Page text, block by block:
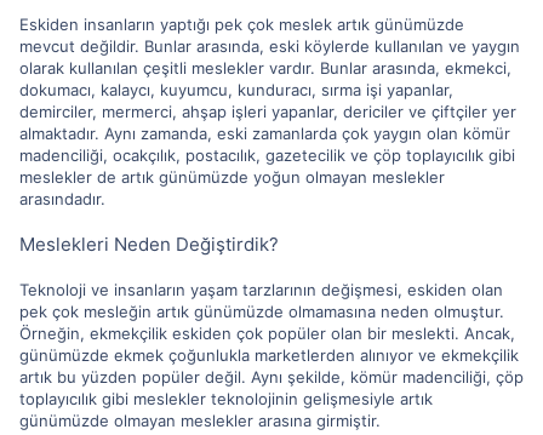
Eskiden insanların yaptığı pek çok meslek artık günümüzde
mevcut değildir. Bunlar arasında, eski köylerde kullanılan ve yaygın
olarak kullanılan çeşitli meslekler vardır. Bunlar arasında, ekmekci,
dokumacı, kalaycı, kuyumcu, kunduracı, sırma işi yapanlar,
demirciler, mermerci, ahşap işleri yapanlar, dericiler ve çiftçiler yer
almaktadır. Aynı zamanda, eski zamanlarda çok yaygın olan kömür
madenciliği, ocakçılık, postacılık, gazetecilik ve çöp toplayıcılık gibi
meslekler de artık günümüzde yoğun olmayan meslekler
arasındadır.
Meslekleri Neden Değiştirdik?
Teknoloji ve insanların yaşam tarzlarının değişmesi, eskiden olan
pek çok mesleğin artık günümüzde olmamasına neden olmuştur.
Örneğin, ekmekçilik eskiden çok popüler olan bir meslekti. Ancak,
günümüzde ekmek çoğunlukla marketlerden alınıyor ve ekmekçilik
artık bu yüzden popüler değil. Aynı şekilde, kömür madenciliği, çöp
toplayıcılık gibi meslekler teknolojinin gelişmesiyle artık
günümüzde olmayan meslekler arasına girmiştir.